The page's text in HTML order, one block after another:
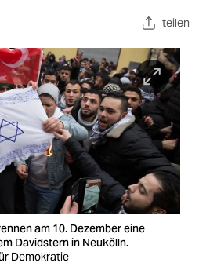
teilen
am 10. Dezember eine
Davidstern in Neukölln.
Demokratie